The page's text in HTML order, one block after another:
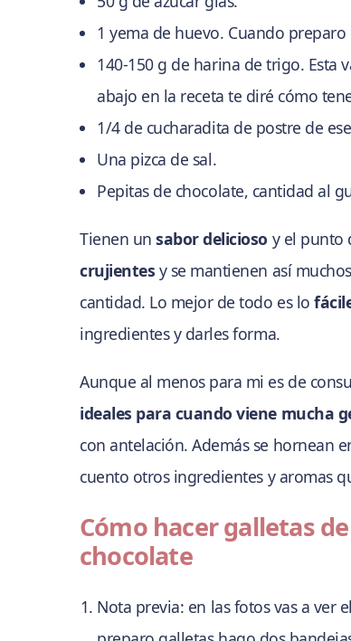
1 yema de huevo. Cuando
140-150 g de harina de trigo. Esta
abajo en la receta te diré cómo
1/4 de cucharadita de postre de
Una pizca de sal.
Pepitas de chocolate, cantidad al
Tienen unsabor delicioso y el punto
crujientes y se mantienen así
cantidad. Lo mejor de todo es lo
ingredientes y darles forma.
Aunque al menos para mi es de
ideales para cuando viene mucha
con antelación. Además se hornean
cuento otros ingredientes y aromas
Cómo hacer galletas
chocolate
Nota previa: en las fotos vas a ver